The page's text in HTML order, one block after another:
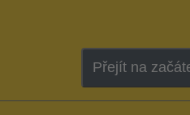
Přejít na